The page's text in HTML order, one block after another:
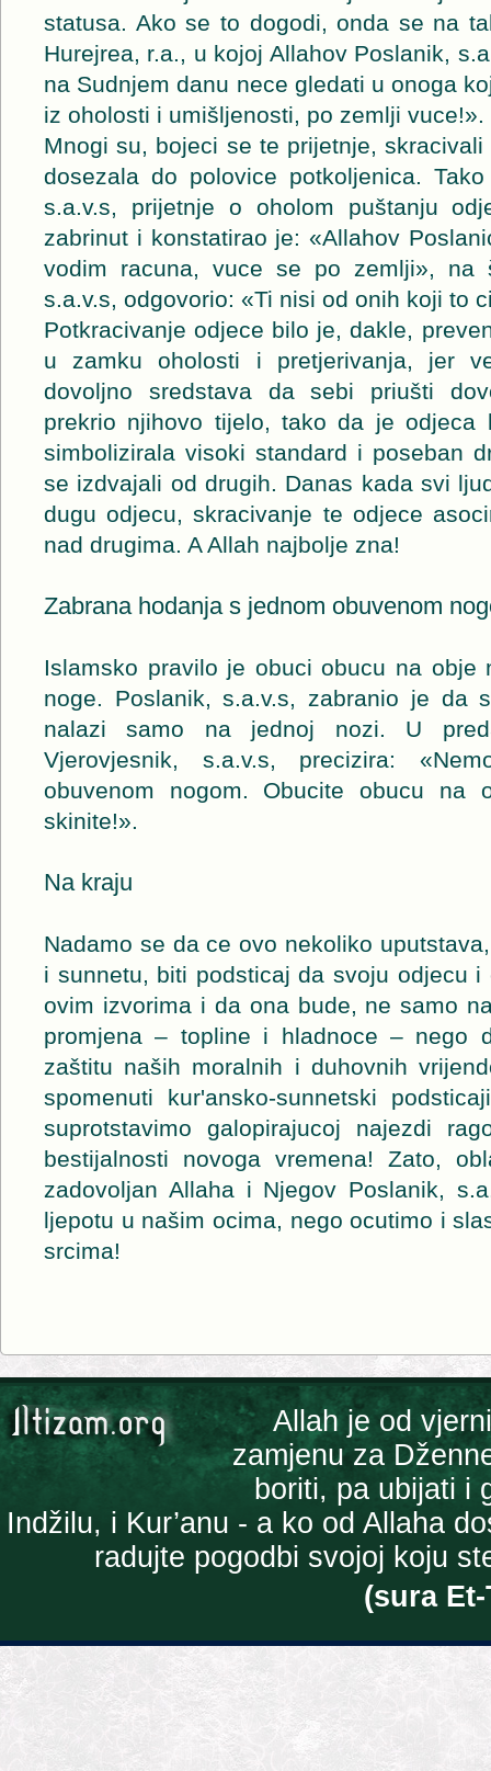
statusa. Ako se to dogodi, onda se na
Hurejrea, r.a., u kojoj Allahov Poslanik,
na Sudnjem danu nece gledati u onoga
iz oholosti i umišljenosti, po zemlji vuce!».
Mnogi su, bojeci se te prijetnje,
dosezala do polovice potkoljenica.
s.a.v.s, prijetnje o oholom puštanju
zabrinut i konstatirao je: «Allahov
vodim racuna, vuce se po zemlji», na
s.a.v.s, odgovorio: «Ti nisi od onih koji to
Potkracivanje odjece bilo je, dakle,
u zamku oholosti i pretjerivanja, jer
dovoljno sredstava da sebi priušti
prekrio njihovo tijelo, tako da je
simbolizirala visoki standard i poseban
se izdvajali od drugih. Danas kada svi
dugu odjecu, skracivanje te odjece
nad drugima. A Allah najbolje zna!
Zabrana hodanja s jednom obuvenom
Islamsko pravilo je obuci obucu na
noge. Poslanik, s.a.v.s, zabranio je da
nalazi samo na jednoj nozi. U
Vjerovjesnik, s.a.v.s, precizira:
obuvenom nogom. Obucite obucu
skinite!».
Na kraju
Nadamo se da ce ovo nekoliko
i sunnetu, biti podsticaj da svoju odjecu i
ovim izvorima i da ona bude, ne samo
promjena – topline i hladnoce – nego
zaštitu naših moralnih i duhovnih
spomenuti kur'ansko-sunnetski
suprotstavimo galopirajucoj najezdi
bestijalnosti novoga vremena! Zato,
zadovoljan Allaha i Njegov Poslanik,
ljepotu u našim ocima, nego ocutimo i
srcima!
Allah je od
zamjenu za
boriti, pa ubijati i
Indžilu, i Kur’anu - a ko od Allaha
radujte pogodbi svojoj koju
(sura Et-